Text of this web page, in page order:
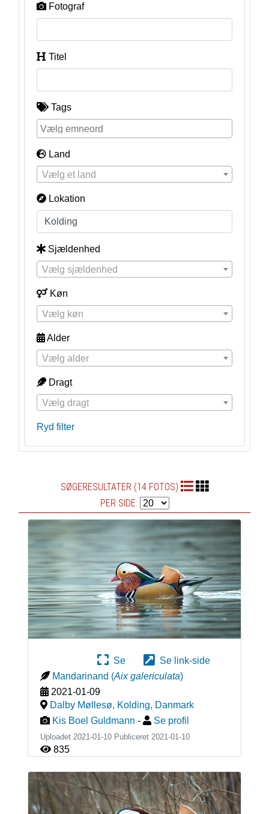
Fotograf
Titel
Tags
Land
Vælg et land
Lokation
Sjældenhed
Vælg sjældenhed
Køn
Vælg køn
Alder
Vælg alder
Dragt
Vælg dragt
Ryd filter
SØGERESULTATER (14 FOTOS)
PER SIDE:
Se
Se link-side
Mandarinand (Aix galericulata)
2021-01-09
Dalby Møllesø, Kolding, Danmark
Kis Boel Guldmann - Se profil
Uploadet 2021-01-10 Publiceret 2021-01-10
835